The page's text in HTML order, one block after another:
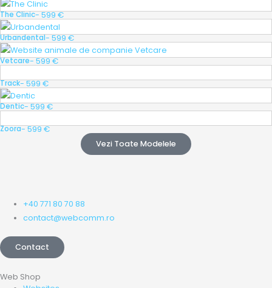
The Clinic- 599 €
Urbandental- 599 €
Vetcare- 599 €
Track- 599 €
Dentic- 599 €
Zoora- 599 €
Vezi Toate Modelele
+40 771 80 70 88
contact@webcomm.ro
Contact
Web Shop